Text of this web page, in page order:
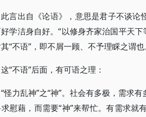
此言出自《论语》，意思是君子不谈论
学洁身自好。“以修身齐家治国平天
“不语”，即不屑一顾、不予理睬之谓也
这“不语”后面，有可语之理：
“怪力乱神”之“神”。社会有多极，需求
慰藉，而需要“神”来帮忙。有需求